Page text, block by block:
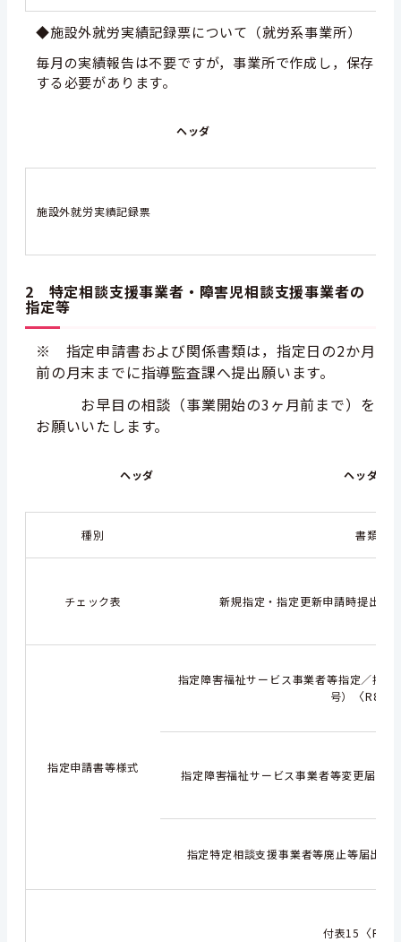
◆施設外就労実績記録票について（就労系事業所）
毎月の実績報告は不要ですが，事業所で作成し，保存
する必要があります。
ヘッダ
施設外就労実績記録票
2 特定相談支援事業者・障害児相談支援事業者の
指定等
※ 指定申請書および関係書類は，指定日の2か月
前の月末までに指導監査課へ提出願います。
お早目の相談（事業開始の3ヶ月前まで）を
お願いいたします。
ヘッダ ヘッダ
種別 書類の
チェック表 新規指定・指定更新申請時提出書
指定申請書等様式
指定障害福祉サービス事業者等指定／指
号）
〈
指定障害福祉サービス事業者等変更届出
指定特定相談支援事業者等廃止等届出書
付表15 〈